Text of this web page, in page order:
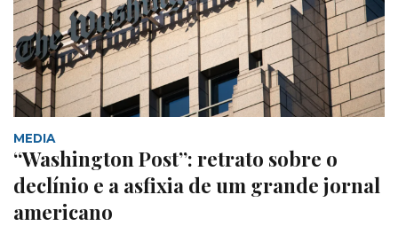
MEDIA
“Washington Post”: retrato sobre o
declínio e a asfixia de um grande jornal
americano